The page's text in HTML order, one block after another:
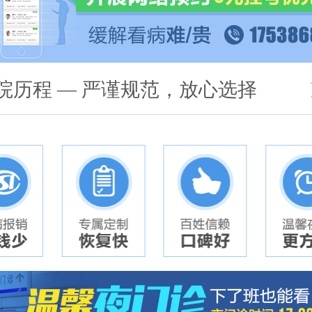
历程 — 严谨规范，放心选择